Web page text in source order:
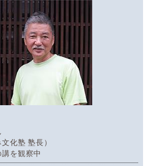
化塾 塾長）
を観察中